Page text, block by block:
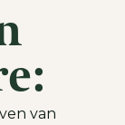
van